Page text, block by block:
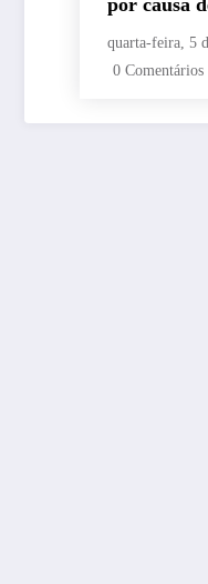
quarta-feira, 5
0 Comentários